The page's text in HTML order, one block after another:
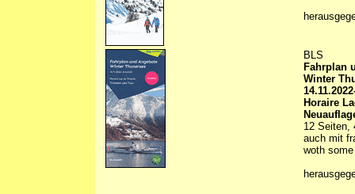
BLS
Fahrplan
Winter
Horaire
12 Seiten,
auch mit
woth